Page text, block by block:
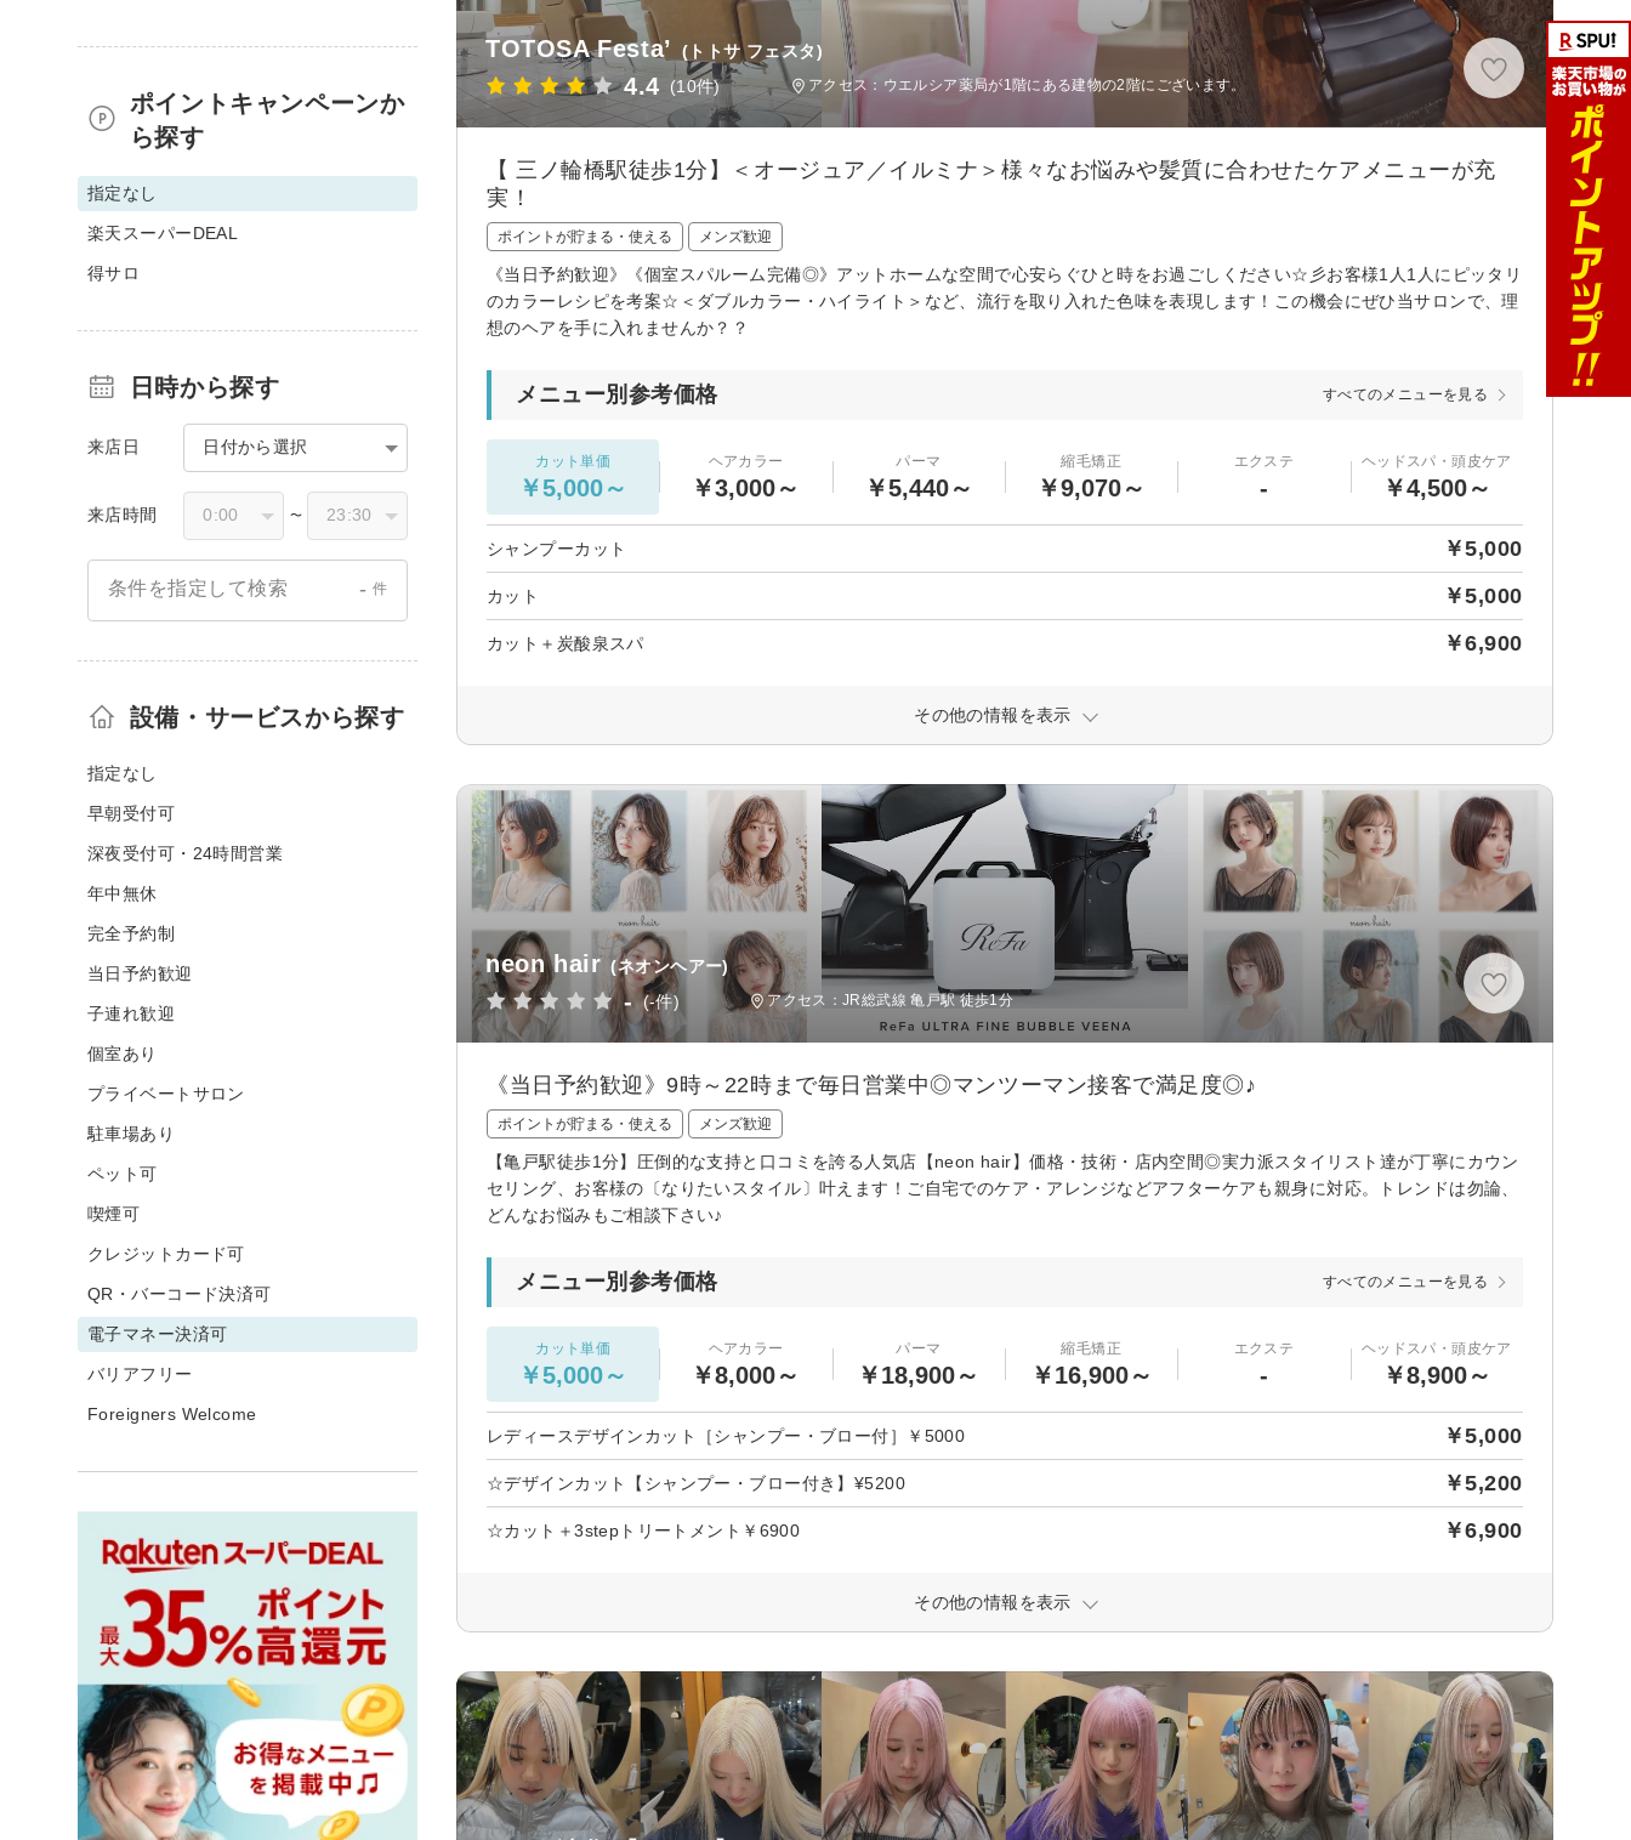
TOTOSA Festa’ (トトサ フェスタ)
4.4 (10件) アクセス：ウエルシア薬局が1階にある建物の2階にございます。
【 三ノ輪橋駅徒歩1分】＜オージュア／イルミナ＞様々なお悩みや髪質に合わせたケアメニューが充
実！
ポイントが貯まる・使える メンズ歓迎
《当日予約歓迎》《個室スパルーム完備◎》アットホームな空間で心安らぐひと時をお過ごしください☆彡お客様1人1人にピッタリ
のカラーレシピを考案☆＜ダブルカラー・ハイライト＞など、流行を取り入れた色味を表現します！この機会にぜひ当サロンで、理
想のヘアを手に入れませんか？？
メニュー別参考価格 すべてのメニューを見る
カット単価
￥5,000～
ヘアカラー
￥3,000～
パーマ
￥5,440～
縮毛矯正
￥9,070～
エクステ
-
ヘッドスパ・頭皮ケア
￥4,500～
シャンプーカット ￥5,000
カット ￥5,000
カット＋炭酸泉スパ ￥6,900
その他の情報を表示
neon hair (ネオンヘアー)
- (-件) アクセス：JR総武線 亀戸駅 徒歩1分
《当日予約歓迎》9時～22時まで毎日営業中◎マンツーマン接客で満足度◎♪
ポイントが貯まる・使える メンズ歓迎
【亀戸駅徒歩1分】圧倒的な支持と口コミを誇る人気店【neon hair】価格・技術・店内空間◎実力派スタイリスト達が丁寧にカウン
セリング、お客様の〔なりたいスタイル〕叶えます！ご自宅でのケア・アレンジなどアフターケアも親身に対応。トレンドは勿論、
どんなお悩みもご相談下さい♪
メニュー別参考価格 すべてのメニューを見る
カット単価
￥5,000～
ヘアカラー
￥8,000～
パーマ
￥18,900～
縮毛矯正
￥16,900～
エクステ
-
ヘッドスパ・頭皮ケア
￥8,900～
レディースデザインカット［シャンプー・ブロー付］￥5000 ￥5,000
☆デザインカット【シャンプー・ブロー付き】¥5200 ￥5,200
☆カット＋3stepトリートメント￥6900 ￥6,900
その他の情報を表示
ポイントキャンペーンか
ら探す
指定なし
楽天スーパーDEAL
得サロ
日時から探す
来店日 日付から選択
来店時間 〜
条件を指定して検索 - 件
設備・サービスから探す
指定なし
早朝受付可
深夜受付可・24時間営業
年中無休
完全予約制
当日予約歓迎
子連れ歓迎
個室あり
プライベートサロン
駐車場あり
ペット可
喫煙可
クレジットカード可
QR・バーコード決済可
電子マネー決済可
バリアフリー
Foreigners Welcome